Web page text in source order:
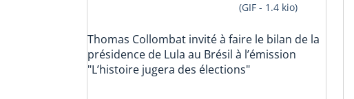
(GIF - 1.4 kio)
Thomas Collombat invité à faire le bilan de la
présidence de Lula au Brésil à l’émission
"L’histoire jugera des élections"